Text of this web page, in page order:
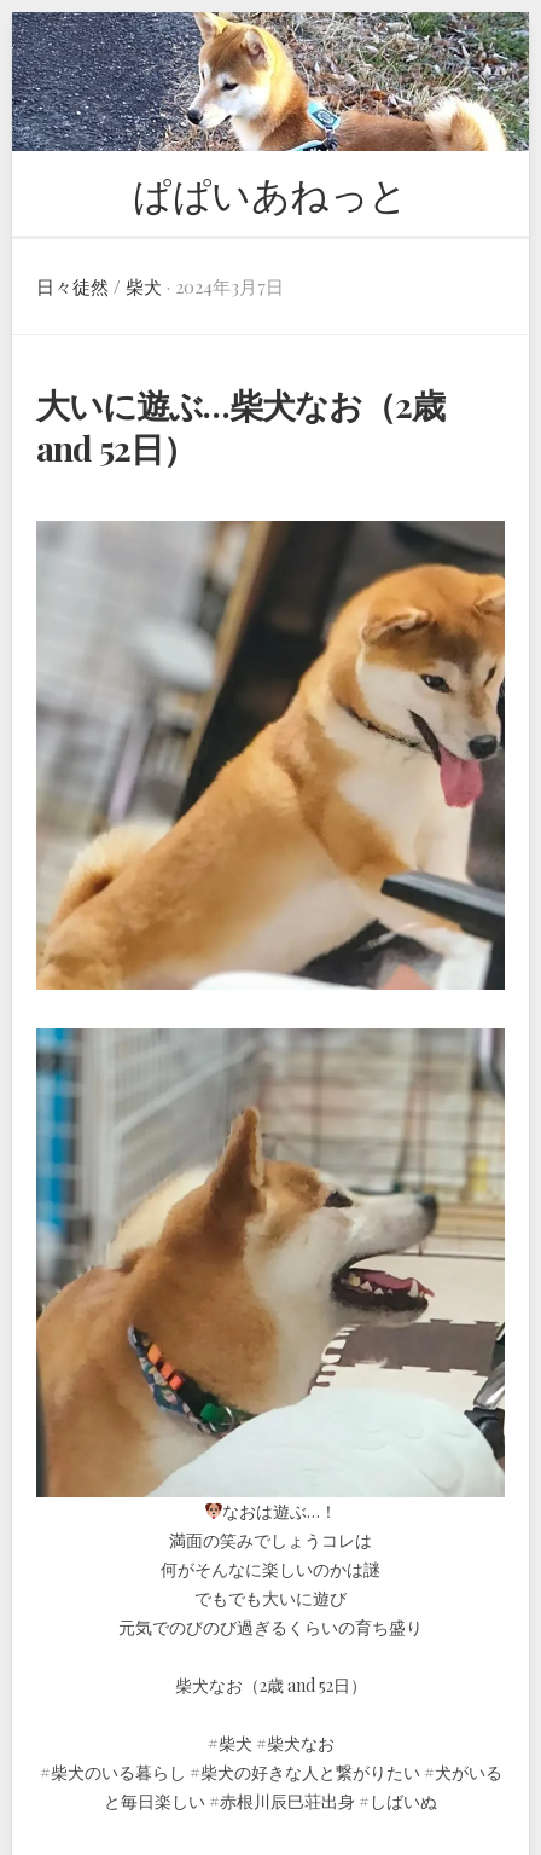
Skip
to
content
ぱぱいあねっと
日々徒然 / 柴犬 · 2024年3月7日
大いに遊ぶ…柴犬なお（2歳
and 52日）
なおは遊ぶ…！
満面の笑みでしょうコレは
何がそんなに楽しいのかは謎
でもでも大いに遊び
元気でのびのび過ぎるくらいの育ち盛り
柴犬なお（2歳 and 52日）
#柴犬 #柴犬なお
#柴犬のいる暮らし #柴犬の好きな人と繋がりたい #犬がいる
と毎日楽しい #赤根川辰巳荘出身 #しばいぬ